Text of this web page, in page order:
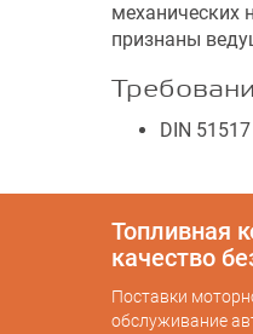
механических
признаны
DIN
Топливная
качество
Поставки
обслуживание